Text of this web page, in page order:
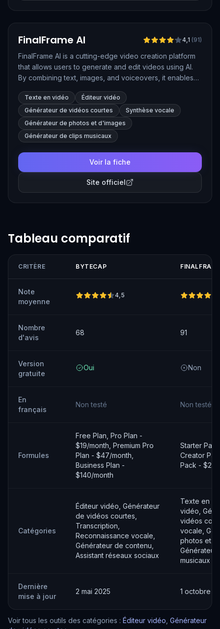
FinalFrame AI 4,1 (91)
FinalFrame AI is a cutting-edge video creation platform
that allows users to generate and edit videos using AI.
By combining text, images, and voiceovers, it enables
synchronization, and sound effects.
Texte en vidéo
Éditeur vidéo
Générateur de vidéos courtes
Synthèse vocale
Générateur de photos et d'images
Générateur de clips musicaux
Voir la fiche
Site officiel
Tableau comparatif
CRITÈRE BYTECAP
Note
moyenne
4,5
Nombre
d'avis
68 91
Version
gratuite
Oui Non
En
français
Non testé Non testé
Formules
Free Plan, Pro Plan -
$19/month, Premium Pro
Plan - $47/month,
Business Plan -
$140/month
Starter
Creator
Pack -
Catégories
Éditeur vidéo, Générateur
de vidéos courtes,
Transcription,
Reconnaissance vocale,
Générateur de contenu,
Assistant réseaux sociaux
Texte en
vidéo,
vidéos
vocale,
photos et
Générateur
musicaux
Dernière
mise à jour
2 mai 2025 1 octobre
Voir tous les outils des catégories : Éditeur vidéo Générateur